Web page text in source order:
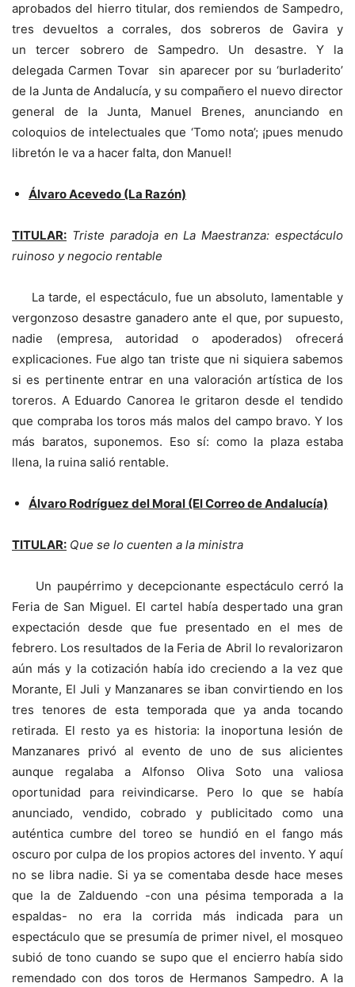
aprobados del hierro titular, dos remiendos de Sampedro,
tres devueltos a corrales, dos sobreros de Gavira y
un tercer sobrero de Sampedro. Un desastre. Y la
delegada Carmen Tovar sin aparecer por su ‘burladerito’
de la Junta de Andalucía, y su compañero el nuevo director
general de la Junta, Manuel Brenes, anunciando en
coloquios de intelectuales que ‘Tomo nota’; ¡pues menudo
libretón le va a hacer falta, don Manuel!
Álvaro Acevedo (La Razón)
TITULAR: Triste paradoja en La Maestranza: espectáculo
ruinoso y negocio rentable
La tarde, el espectáculo, fue un absoluto, lamentable y
vergonzoso desastre ganadero ante el que, por supuesto,
nadie (empresa, autoridad o apoderados) ofrecerá
explicaciones. Fue algo tan triste que ni siquiera sabemos
si es pertinente entrar en una valoración artística de los
toreros. A Eduardo Canorea le gritaron desde el tendido
que compraba los toros más malos del campo bravo. Y los
más baratos, suponemos. Eso sí: como la plaza estaba
llena, la ruina salió rentable.
Álvaro Rodríguez del Moral (El Correo de Andalucía)
TITULAR: Que se lo cuenten a la ministra
Un paupérrimo y decepcionante espectáculo cerró la
Feria de San Miguel. El cartel había despertado una gran
expectación desde que fue presentado en el mes de
febrero. Los resultados de la Feria de Abril lo revalorizaron
aún más y la cotización había ido creciendo a la vez que
Morante, El Juli y Manzanares se iban convirtiendo en los
tres tenores de esta temporada que ya anda tocando
retirada. El resto ya es historia: la inoportuna lesión de
Manzanares privó al evento de uno de sus alicientes
aunque regalaba a Alfonso Oliva Soto una valiosa
oportunidad para reivindicarse. Pero lo que se había
anunciado, vendido, cobrado y publicitado como una
auténtica cumbre del toreo se hundió en el fango más
oscuro por culpa de los propios actores del invento. Y aquí
no se libra nadie. Si ya se comentaba desde hace meses
que la de Zalduendo -con una pésima temporada a la
espaldas- no era la corrida más indicada para un
espectáculo que se presumía de primer nivel, el mosqueo
subió de tono cuando se supo que el encierro había sido
remendado con dos toros de Hermanos Sampedro. A la